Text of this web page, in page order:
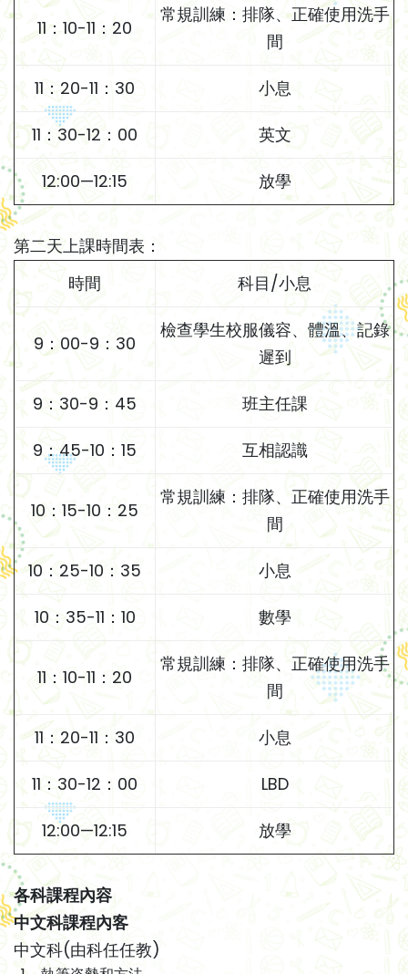
11：10-11：20
常規訓練：排隊、正確使用洗手
間
11：20-11：30 小息
11：30-12：00 英文
12:00—12:15 放學
第二天上課時間表：
時間
科目/小息
9：00-9：30
檢查學生校服儀容、體溫、記錄
遲到
9：30-9：45 班主任課
9：45-10：15 互相認識
10：15-10：25
常規訓練：排隊、正確使用洗手
間
10：25-10：35 小息
10：35-11：10 數學
11：10-11：20
常規訓練：排隊、正確使用洗手
間
11：20-11：30 小息
11：30-12：00 LBD
12:00—12:15 放學
各科課程內容
中文科課程內客
中文科(由科任任教)